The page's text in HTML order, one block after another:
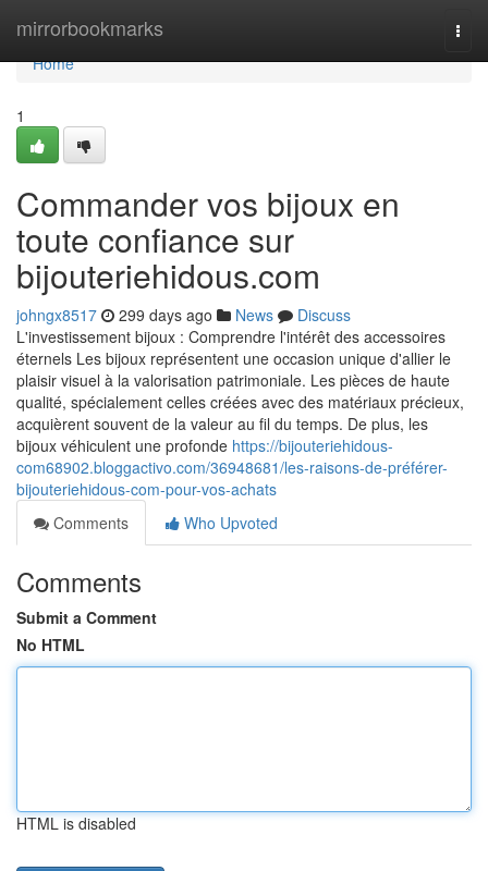
mirrorbookmarks
Home
Home
1
Commander vos bijoux en
toute confiance sur
bijouteriehidous.com
johngx8517 299 days ago News
Discuss
L'investissement bijoux : Comprendre l'intérêt des accessoires
éternels Les bijoux représentent une occasion unique d'allier le
plaisir visuel à la valorisation patrimoniale. Les pièces de haute
qualité, spécialement celles créées avec des matériaux précieux,
acquièrent souvent de la valeur au fil du temps. De plus, les
bijoux véhiculent une profonde https://bijouteriehidous-
com68902.bloggactivo.com/36948681/les-raisons-de-préférer-
bijouteriehidous-com-pour-vos-achats
Comments
Who Upvoted
Comments
Submit a Comment
No HTML
HTML is disabled